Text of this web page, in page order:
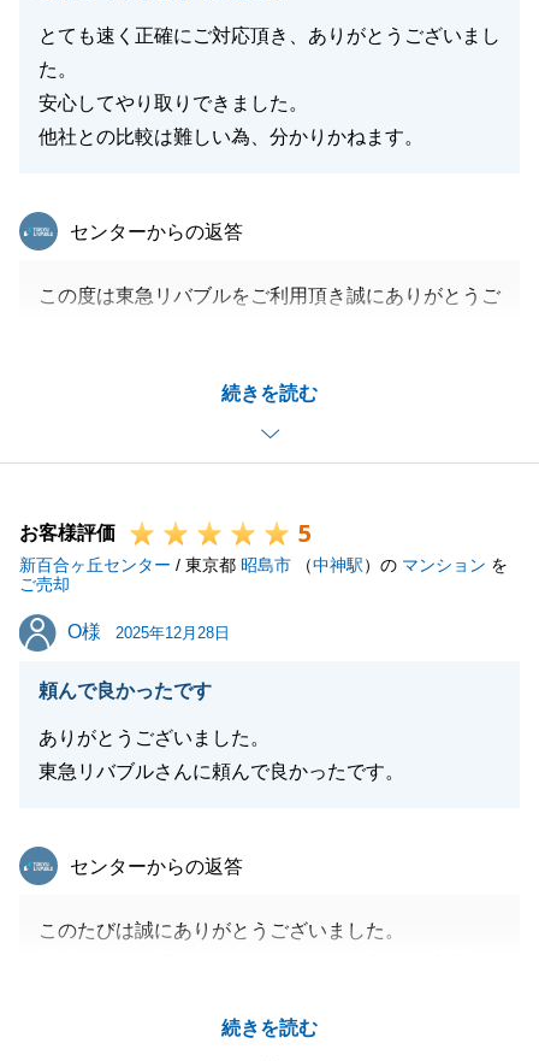
とても速く正確にご対応頂き、ありがとうございまし
た。
安心してやり取りできました。
他社との比較は難しい為、分かりかねます。
続きを読む
東急リバブル
センターからの返答
この度は東急リバブルをご利用頂き誠にありがとうご
本当にありがとうございます。
頂いたお言葉を力に、今後も日々の営業を頑張って参
ります。_
ご連絡下さい。
末永いお付き合いを宜しくお願いします。
お客様評価 5
新百合ヶ丘センター / 東京都 昭島市 （中神駅）の マンション を
ご売却
O様
O様 2025年12月28日
頼んで良かったです
ありがとうございました。
東急リバブルさんに頼んで良かったです。
続きを読む
東急リバブル
センターからの返答
このたびは誠にありがとうございました。
今後もお役に立てることがございましたらお気軽にお